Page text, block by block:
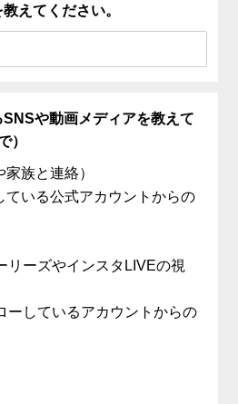
えてください。
や動画メディアを教えて
）
族と連絡）
ている公式アカウントからの
リーズやインスタLIVEの視
ーしているアカウントからの